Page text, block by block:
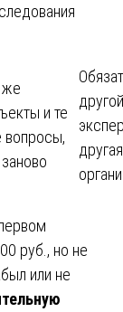
же
и те
другой
другая
руб., но не
или не